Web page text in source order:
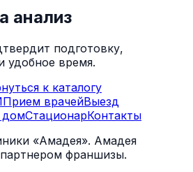
анализ
подготовку,
удобное время.
к каталогу
Прием врачейВыезд
домСтационарКонтакты
«Амадея». Амадея
франшизы.